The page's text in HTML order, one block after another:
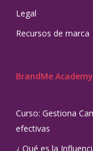
Legal
Recursos de marca
BrandMe Academy
Curso: Gestiona
efectivas
¿ Qué es la